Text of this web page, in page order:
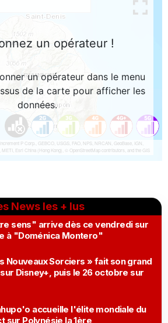
News les + lus
sens" arrive dès ce vendredi sur
à "Doménica Montero"
Nouveaux Sorciers » fait son grand
Disney+, puis le 26 octobre sur
accueille l'élite mondiale du
sur Polynésie la 1ère